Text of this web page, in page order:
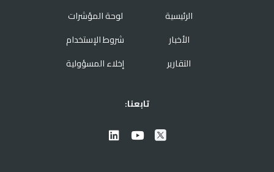
الرئيسية
الأخبار
التقارير
لوحة المؤشرات
شروط الإستخدام
إخلاء المسؤولية
تابعنا: